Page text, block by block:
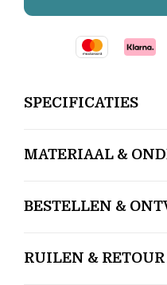
SPECIFICATIES
MATERIAAL &
BESTELLEN &
RUILEN & RETOUR